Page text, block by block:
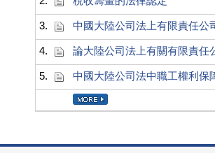
3. 中國大陸公司法上有限責任公
4. 論大陸公司法上有關有限責任
5. 中國大陸公司法中職工權利保